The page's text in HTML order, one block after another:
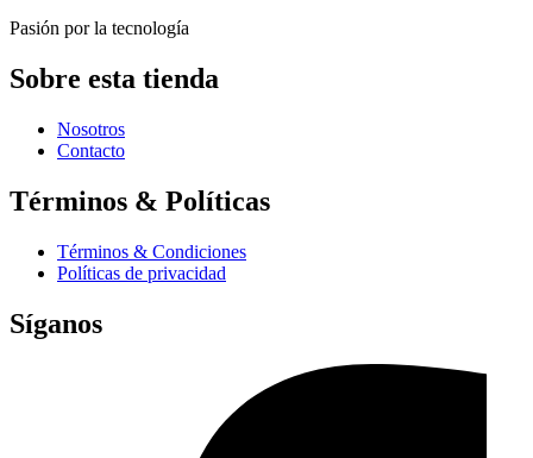
Pasión por la tecnología
Sobre esta tienda
Nosotros
Contacto
Términos & Políticas
Términos & Condiciones
Políticas de privacidad
Síganos